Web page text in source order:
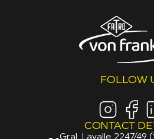
FOLLOW
CONTACT